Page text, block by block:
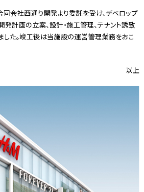
会社西通り開発より委託を受け、デベロップ
発計画の立案、設計・施工管理、テナント誘致
した。竣工後は当施設の運営管理業務をおこ
以上